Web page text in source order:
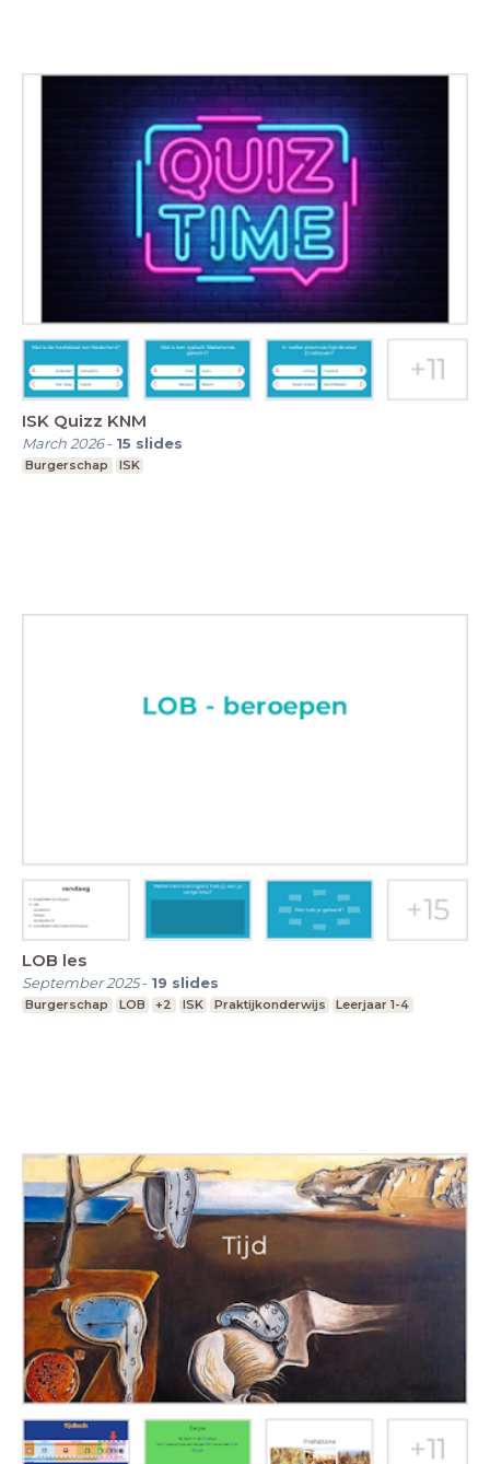
ISK Quizz KNM
March 2026- 15 slides
Burgerschap ISK
LOB les
September 2025- 19 slides
Burgerschap LOB +2 ISK Praktijkonderwijs Leerjaar 1-4